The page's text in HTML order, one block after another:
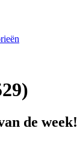
de week!